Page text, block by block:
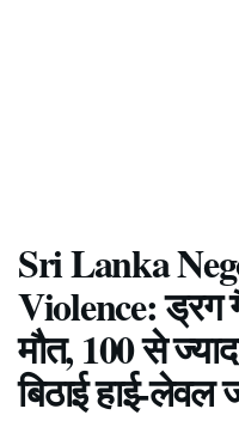
Sri Lanka
Violence: ड्रग
मौत, 100 से
बिठाई हाई-लेवल